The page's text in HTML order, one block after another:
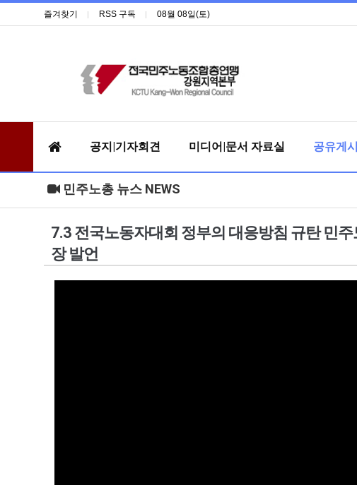
즐겨찾기 RSS 구독 08월 08일(토)
공지|기자회견 미디어|문서 자료실 공유게
민주노총 뉴스 NEWS
7.3 전국노동자대회 정부의 대응방침 규탄 민
장 발언